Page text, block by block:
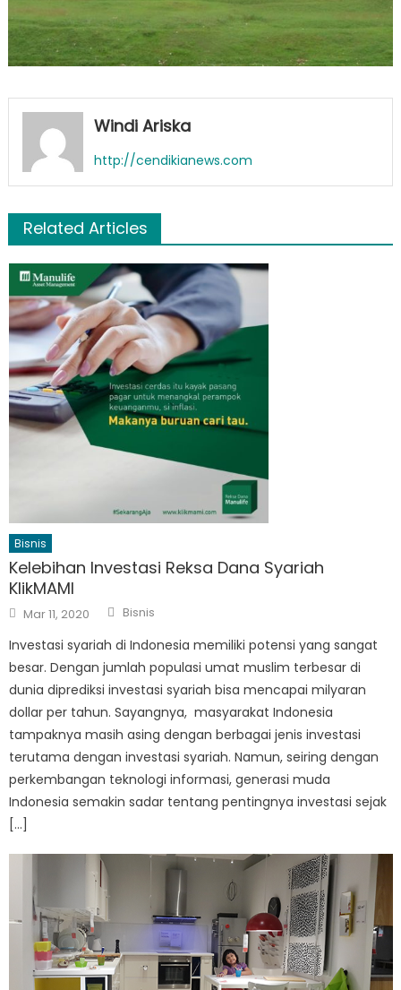
Windi Ariska
http://cendikianews.com
Related Articles
Bisnis
Kelebihan Investasi Reksa Dana Syariah
KlikMAMI
Posted
on
Mar 11, 2020 Author
Bisnis
Investasi syariah di Indonesia memiliki potensi yang sangat
besar. Dengan jumlah populasi umat muslim terbesar di
dunia diprediksi investasi syariah bisa mencapai milyaran
dollar per tahun. Sayangnya, masyarakat Indonesia
tampaknya masih asing dengan berbagai jenis investasi
terutama dengan investasi syariah. Namun, seiring dengan
perkembangan teknologi informasi, generasi muda
Indonesia semakin sadar tentang pentingnya investasi sejak
[…]